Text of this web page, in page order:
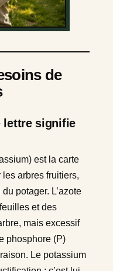
de
lettre signifie
est la carte
les arbres fruitiers,
potager. L’azote
et des
mais excessif
phosphore (P)
Le potassium